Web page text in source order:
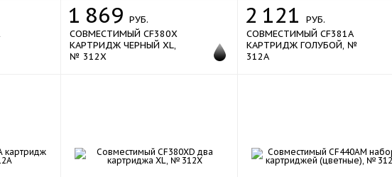
1 869 РУБ.
СОВМЕСТИМЫЙ CF380X
КАРТРИДЖ ЧЕРНЫЙ XL,
№ 312X
2 121
РУБ.
СОВМЕСТИМЫЙ CF381A
КАРТРИДЖ ГОЛУБОЙ, №
312A